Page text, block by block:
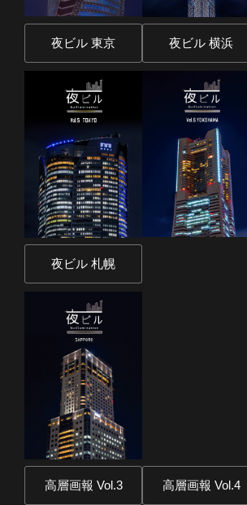
夜ビル 東京 夜ビル 横浜
夜ビル 札幌
高層画報 Vol.3 高層画報 Vol.4